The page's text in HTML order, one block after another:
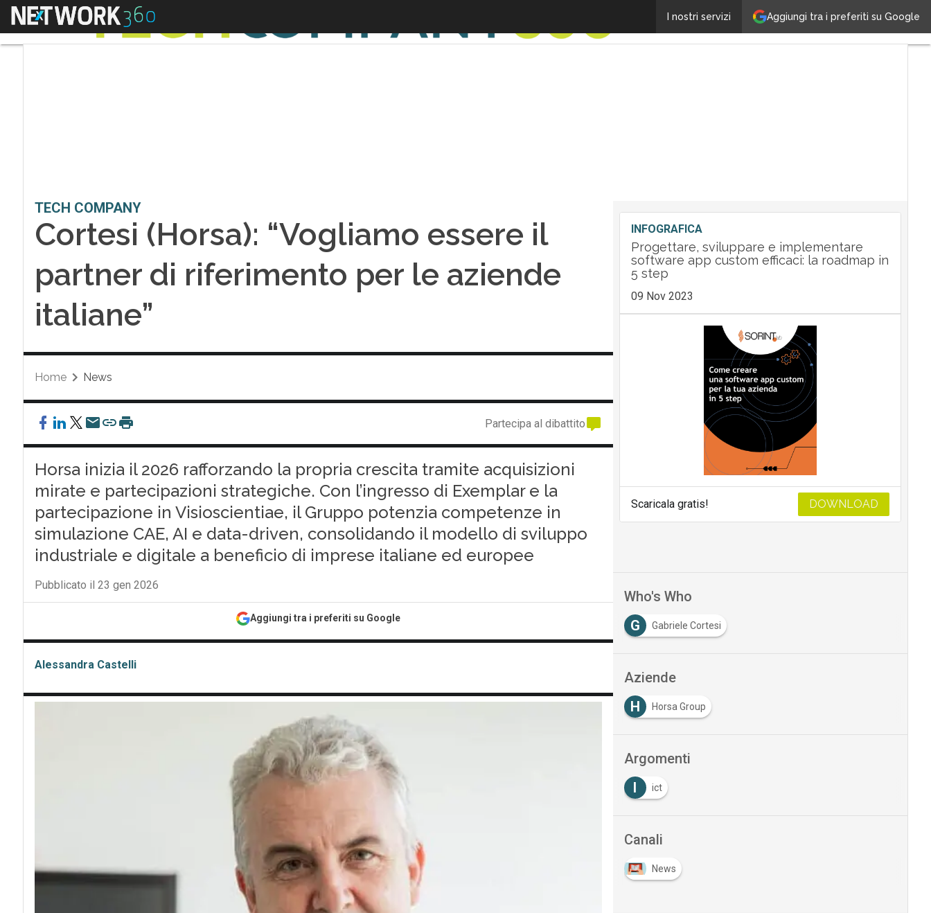
Aggiungi tra i preferiti su Google
I nostri servizi
Menu Cortesi (Horsa): “Vogliamo essere il partner di
TECH COMPANY
Cortesi (Horsa): “Vogliamo essere il
partner di riferimento per le aziende
italiane”
Home News
Partecipa al dibattito
Horsa inizia il 2026 rafforzando la propria crescita tramite acquisizioni
mirate e partecipazioni strategiche. Con l’ingresso di Exemplar e la
partecipazione in Visioscientiae, il Gruppo potenzia competenze in
simulazione CAE, AI e data-driven, consolidando il modello di sviluppo
industriale e digitale a beneficio di imprese italiane ed europee
Pubblicato il 23 gen 2026
Aggiungi tra i preferiti su Google
Alessandra Castelli
INFOGRAFICA
Progettare, sviluppare e implementare
software app custom efficaci: la roadmap in
5 step
09 Nov 2023
Scaricala gratis! DOWNLOAD
Who's Who
G
Gabriele Cortesi
Aziende
H
Horsa Group
Argomenti
I
ict
Canali
News